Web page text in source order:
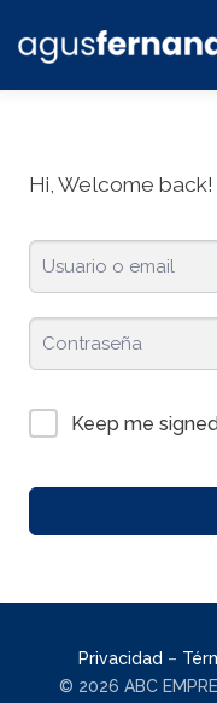
Hi, Welcome back!
Keep me
Privacidad –
© 2026 ABC